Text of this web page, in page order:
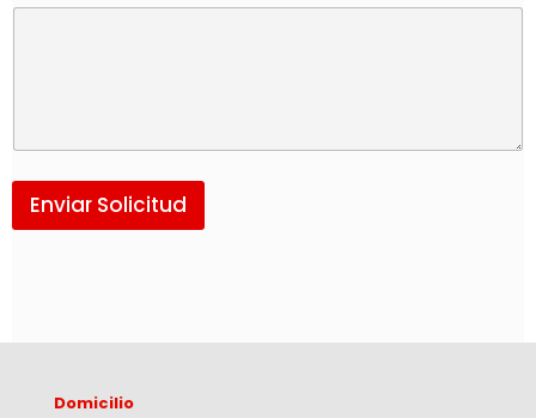
Enviar Solicitud
Domicilio